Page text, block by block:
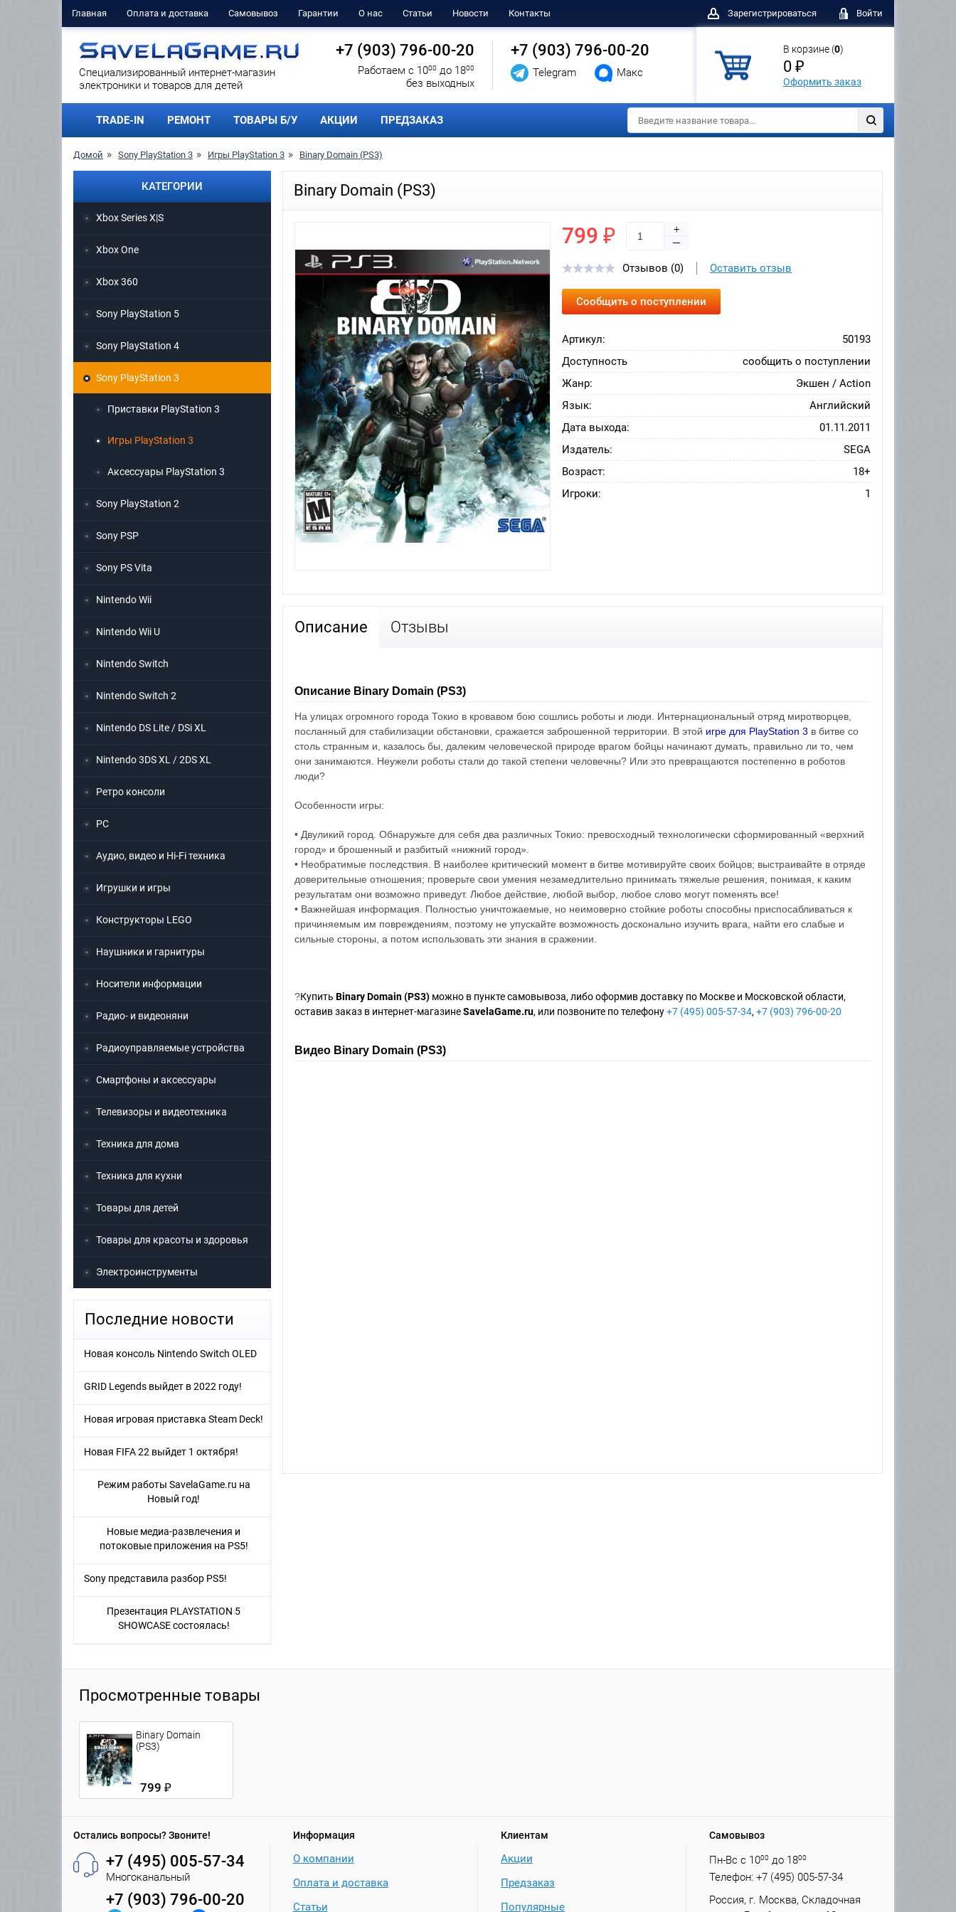
Главная Оплата и доставка Самовывоз Гарантии О нас Статьи Новости Контакты Зарегистрироваться Войти
Cпециализированный интернет-магазин
электроники и товаров для детей
+7 (903) 796-00-20
Работаем с 1000 до 1800
без выходных
+7 (903) 796-00-20
Telegram Макс
В корзине (0)
0 ₽
Оформить заказ
TRADE-IN РЕМОНТ ТОВАРЫ Б/У АКЦИИ ПРЕДЗАКАЗ
Домой Sony PlayStation 3 Игры PlayStation 3 Binary Domain (PS3)
Binary Domain (PS3)
799 ₽
+
—
Отзывов (0)
Оставить отзыв
Сообщить о поступлении
Артикул:
50193
Доступность
сообщить о поступлении
Жанр:
Экшен / Action
Язык:
Английский
Дата выхода:
01.11.2011
Издатель:
SEGA
Возраст:
18+
Игроки:
1
Описание Отзывы
Описание Binary Domain (PS3)
На улицах огромного города Токио в кровавом бою сошлись роботы и люди. Интернациональный отряд миротворцев,
посланный для стабилизации обстановки, сражается заброшенной территории. В этой игре для PlayStation 3 в битве со
столь странным и, казалось бы, далеким человеческой природе врагом бойцы начинают думать, правильно ли то, чем
они занимаются. Неужели роботы стали до такой степени человечны? Или это превращаются постепенно в роботов
люди?
Особенности игры:
• Двуликий город. Обнаружьте для себя два различных Токио: превосходный технологически сформированный «верхний
город» и брошенный и разбитый «нижний город».
• Необратимые последствия. В наиболее критический момент в битве мотивируйте своих бойцов; выстраивайте в отряде
доверительные отношения; проверьте свои умения незамедлительно принимать тяжелые решения, понимая, к каким
результатам они возможно приведут. Любое действие, любой выбор, любое слово могут поменять все!
• Важнейшая информация. Полностью уничтожаемые, но неимоверно стойкие роботы способны приспосабливаться к
причиняемым им повреждениям, поэтому не упускайте возможность досконально изучить врага, найти его слабые и
сильные стороны, а потом использовать эти знания в сражении.
?Купить Binary Domain (PS3) можно в пункте самовывоза, либо оформив доставку по Москве и Московской области,
оставив заказ в интернет-магазинеSavelaGame.ru, или позвоните по телефону+7 (495) 005-57-34,+7 (903) 796-00-20
Видео Binary Domain (PS3)
КАТЕГОРИИ
Xbox Series X|S
Xbox One
Xbox 360
Sony PlayStation 5
Sony PlayStation 4
Sony PlayStation 3
Приставки PlayStation 3
Игры PlayStation 3
Аксессуары PlayStation 3
Sony PlayStation 2
Sony PSP
Sony PS Vita
Nintendo Wii
Nintendo Wii U
Nintendo Switch
Nintendo Switch 2
Nintendo DS Lite / DSi XL
Nintendo 3DS XL / 2DS XL
Ретро консоли
PC
Аудио, видео и Hi-Fi техника
Игрушки и игры
Конструкторы LEGO
Наушники и гарнитуры
Носители информации
Радио- и видеоняни
Радиоуправляемые устройства
Смартфоны и аксессуары
Телевизоры и видеотехника
Техника для дома
Техника для кухни
Товары для детей
Товары для красоты и здоровья
Электроинструменты
Последние новости
Новая консоль Nintendo Switch OLED
GRID Legends выйдет в 2022 году!
Новая игровая приставка Steam Deck!
Новая FIFA 22 выйдет 1 октября!
Режим работы SavelaGame.ru на
Новый год!
Новые медиа-развлечения и
потоковые приложения на PS5!
Sony представила разбор PS5!
Презентация PLAYSTATION 5
SHOWCASE состоялась!
Просмотренные товары
Binary Domain
(PS3)
799 ₽
Остались вопросы? Звоните!
+7 (495) 005-57-34
Многоканальный
+7 (903) 796-00-20
Информация
О компании
Оплата и доставка
Статьи
Клиентам
Акции
Предзаказ
Популярные
Самовывоз
Пн-Вс с 1000 до 1800
Телефон: +7 (495) 005-57-34
Россия, г. Москва, Складочная